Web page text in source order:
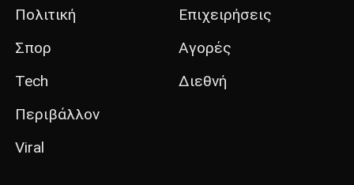
Πολιτική
Σπορ
Tech
Περιβάλλον
Viral
Επιχειρήσεις
Αγορές
Διεθνή